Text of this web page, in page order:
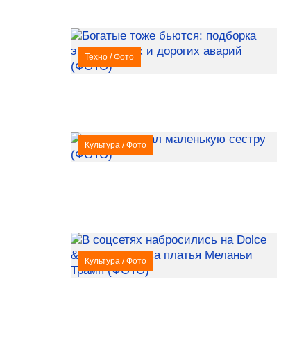
Техно /Фото
Культура /Фото
Культура /Фото